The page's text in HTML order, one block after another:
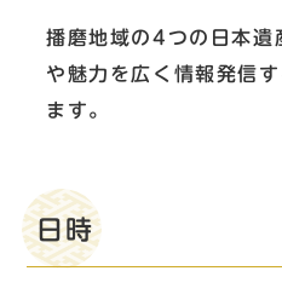
播磨地域の4つの日本遺
や魅力を広く情報発信
ます。
日時